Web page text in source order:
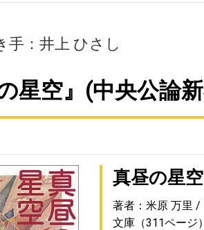
手：井上 ひさし
の星空』(中央公論
真昼の星空
著者：米原 万里
文庫（311ページ